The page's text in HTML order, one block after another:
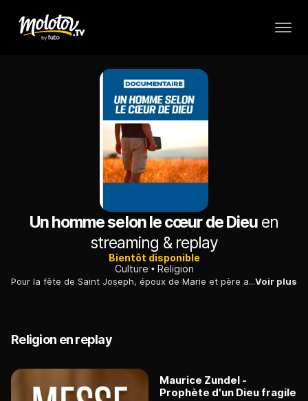
Un homme selon le cœur de Dieu en
streaming & replay
Bientôt disponible
Culture
Religion
Pour la fête de Saint Joseph, époux de Marie et père adoptif du Christ, KTO diffuse un film sur la place des hommes dans la société, autrement dit leur identité de père et d'époux.Voir plus
Religion en replay
Maurice Zundel -
Prophète d'un Dieu fragile